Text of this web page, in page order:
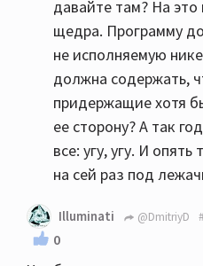
давайте там? На это
щедра. Программу
не исполняемую
должна содержать,
придержащие хотя
ее сторону? А так
все: угу, угу. И
на сей раз под
Illuminati @DmitriyD
0